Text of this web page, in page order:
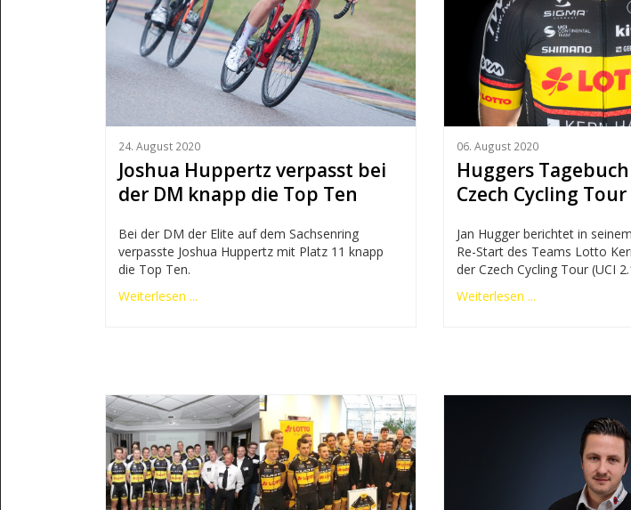
24. August 2020
Joshua Huppertz verpasst bei
der DM knapp die Top Ten
Bei der DM der Elite auf dem Sachsenring
verpasste Joshua Huppertz mit Platz 11 knapp
die Top Ten.
Weiterlesen ...
06. August 2020
Huggers
Czech Cycling Tour
Jan Hugger berichtet in
Re-Start des Teams Lotto
der Czech Cycling Tour (UCI
Weiterlesen ...